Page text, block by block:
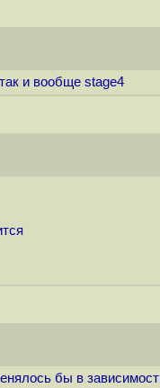
и вообще stage4
бы в